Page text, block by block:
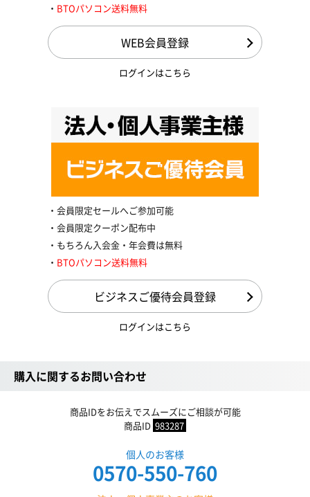
BTOパソコン送料無料
WEB会員登録
ログインはこちら
会員限定セールへご参加可能
会員限定クーポン配布中
もちろん入会金・年会費は無料
BTOパソコン送料無料
ビジネスご優待会員登録
ログインはこちら
購入に関するお問い合わせ
商品IDをお伝えでスムーズにご相談が可能
商品ID 983287
個人のお客様
0570-550-760